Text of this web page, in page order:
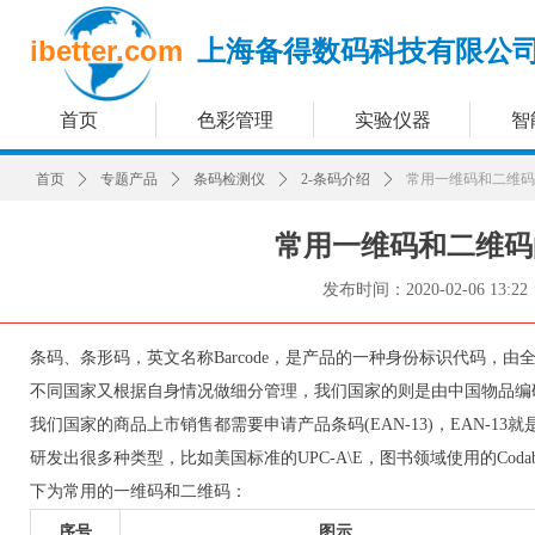
首页 色彩管理 实验仪器 智
ibetter.com 上海备得数码科技有限公
常用一维码和二维
发布时间： 2020-02-06 13:22
条码、条形码，英文名称Barcode，是产品的一种身份标识代码，由
不同国家又根据自身情况做细分管理，我们国家的则是由中国物品
我们国家的商品上市销售都需要申请产品条码(EAN-13)，EAN-13
研发出很多种类型，比如美国标准的UPC-A\E，图书领域使用的
下为常用的一维码和二维码：
首页 ꄲ 专题产品 ꄲ 条码检测仪 ꄲ 2-条码介绍 ꄲ 常用一维码和二维